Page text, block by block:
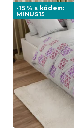
-15 % s kódem:
MINUS15